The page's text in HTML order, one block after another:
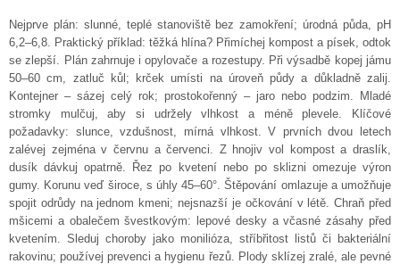
Nejprve plán: slunné, teplé stanoviště bez zamokření; úrodná půda, pH
6,2–6,8. Praktický příklad: těžká hlína? Přimíchej kompost a písek, odtok
se zlepší. Plán zahrnuje i opylovače a rozestupy. Při výsadbě kopej jámu
50–60 cm, zatluč kůl; krček umísti na úroveň půdy a důkladně zalij.
Kontejner – sázej celý rok; prostokořenný – jaro nebo podzim. Mladé
stromky mulčuj, aby si udržely vlhkost a méně plevele. Klíčové
požadavky: slunce, vzdušnost, mírná vlhkost. V prvních dvou letech
zalévej zejména v červnu a červenci. Z hnojiv vol kompost a draslík,
dusík dávkuj opatrně. Řez po kvetení nebo po sklizni omezuje výron
gumy. Korunu veď široce, s úhly 45–60°. Štěpování omlazuje a umožňuje
spojit odrůdy na jednom kmeni; nejsnazší je očkování v létě. Chraň před
mšicemi a obalečem švestkovým: lepové desky a včasné zásahy před
kvetením. Sleduj choroby jako monilióza, stříbřitost listů či bakteriální
rakovinu; používej prevenci a hygienu řezů. Plody sklízej zralé, ale pevné